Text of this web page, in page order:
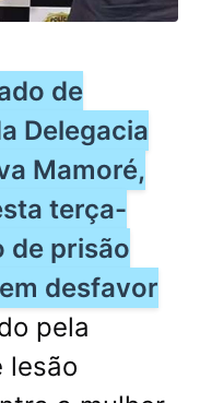
de
Delegacia
Mamoré,
terça-
de prisão
desfavor
pela
lesão